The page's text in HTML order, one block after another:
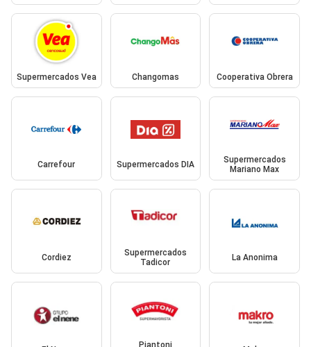
Supermercados Vea Changomas Cooperativa Obrera
Carrefour Supermercados DIA
Supermercados
Mariano Max
Cordiez
Supermercados
Tadicor
La Anonima